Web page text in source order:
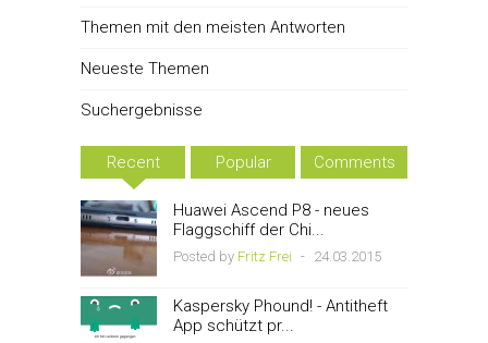
Themen mit den meisten Antworten
Neueste Themen
Suchergebnisse
Recent Popular Comments
Huawei Ascend P8 - neues
Flaggschiff der Chi...
Posted by Fritz Frei - 24.03.2015
Kaspersky Phound! - Antitheft
App schützt pr...